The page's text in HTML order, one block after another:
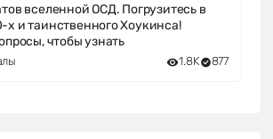
вселенной ОСД. Погрузитесь в
х и таинственного Хоукинса!
чтобы узнать
1.8K 877